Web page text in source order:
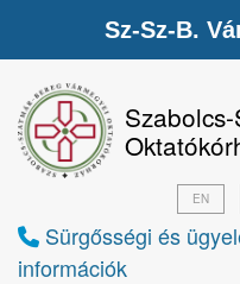
Sürgősségi és
információk
EN
Sz-Sz-B.